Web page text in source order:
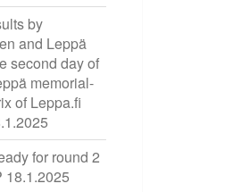
by
and Leppä
second day of
memorial-
of Leppa.fi
for round 2
18.1.2025